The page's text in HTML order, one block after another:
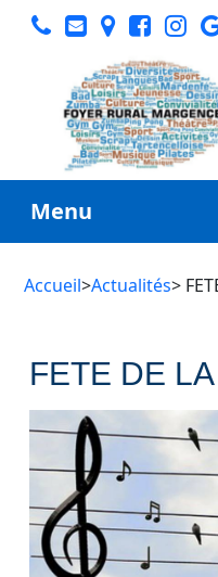
Menu
Accueil>Actualités>
FETE DE